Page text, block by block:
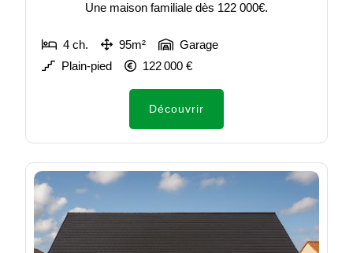
Une maison familiale dès 122 000€.
4 ch. 95m²
Garage
Plain-pied
122 000 €
Découvrir